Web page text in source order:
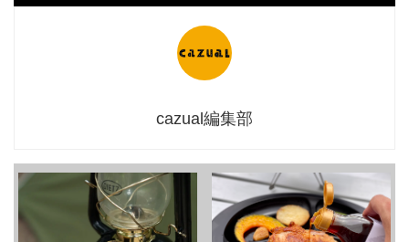
cazual編集部